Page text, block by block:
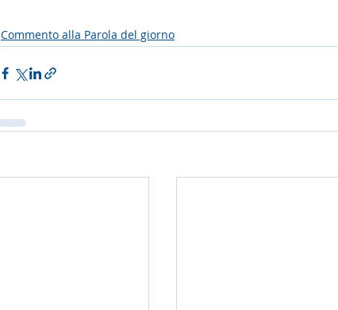
Commento alla Parola del giorno